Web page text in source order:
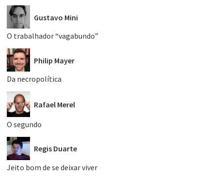
Gustavo Mini
O trabalhador “vagabundo”
Philip Mayer
Da necropolítica
Rafael Merel
O segundo
Regis Duarte
Jeito bom de se deixar viver